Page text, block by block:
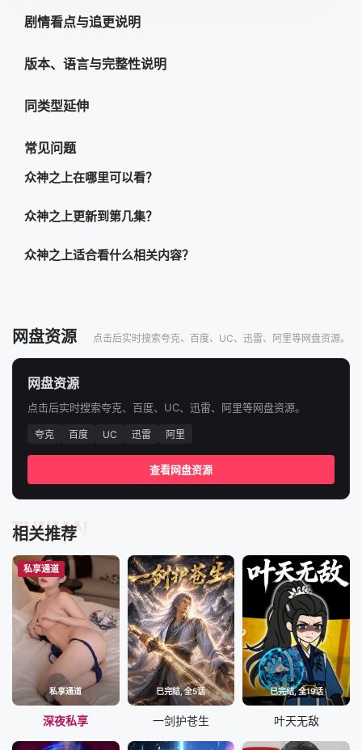
45
57
61
65 66
85 86 87 88
93
98
103
105 106 107 108
109
113 114 115 116
117 118 119 120
121 122 123 124
125 126 127 128
剧情看点与追更说明
版本、语言与完整性说明
同类型延伸
常见问题
众神之上在哪里可以看？
众神之上更新到第几集？
众神之上适合看什么相关内容？
网盘资源 点击后实时搜索夸克、百度、UC、迅雷、阿里等网盘资源。
网盘资源
点击后实时搜索夸克、百度、UC、迅雷、阿里等网盘资源。
夸克 百度 UC 迅雷 阿里
查看网盘资源
相关推荐
TUIJIAN
私享通道
私享通道
深夜私享
已完结, 全5话
一剑护苍生
已完结, 全19话
叶天无敌